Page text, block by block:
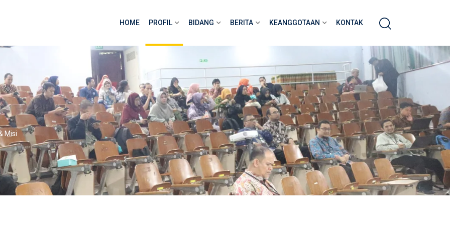
HOME PROFIL BIDANG BERITA KEANGGOTAAN KONTAK
Misi